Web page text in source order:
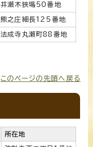
井瀬木狭場50番地
熊之庄細長125番地
法成寺丸瀬町88番地
このページの先頭へ戻る
所在地